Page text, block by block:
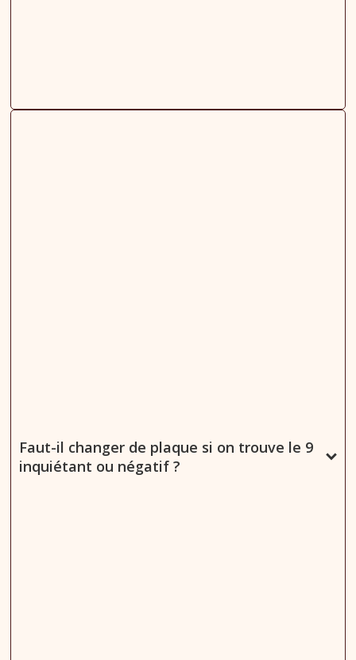
Faut-il changer de plaque si on trouve le 9
inquiétant ou négatif ?